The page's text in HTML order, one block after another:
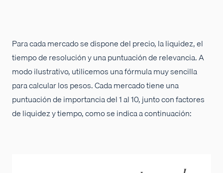
Para cada mercado se dispone del precio, la liquidez, el
tiempo de resolución y una puntuación de relevancia. A
modo ilustrativo, utilicemos una fórmula muy sencilla
para calcular los pesos. Cada mercado tiene una
puntuación de importancia del 1 al 10, junto con factores
de liquidez y tiempo, como se indica a continuación: